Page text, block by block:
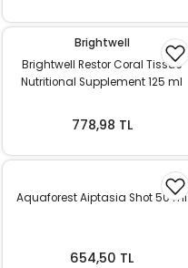
Brightwell
Brightwell Restor Coral Tissue
Nutritional Supplement 125 ml
778,98 TL
Aquaforest Aiptasia Shot 50 ml
654,50 TL